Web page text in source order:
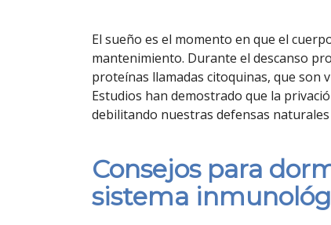
El sueño es el momento en que el
mantenimiento. Durante el descanso
proteínas llamadas citoquinas, que son
Estudios han demostrado que la
debilitando nuestras defensas
Consejos para
sistema